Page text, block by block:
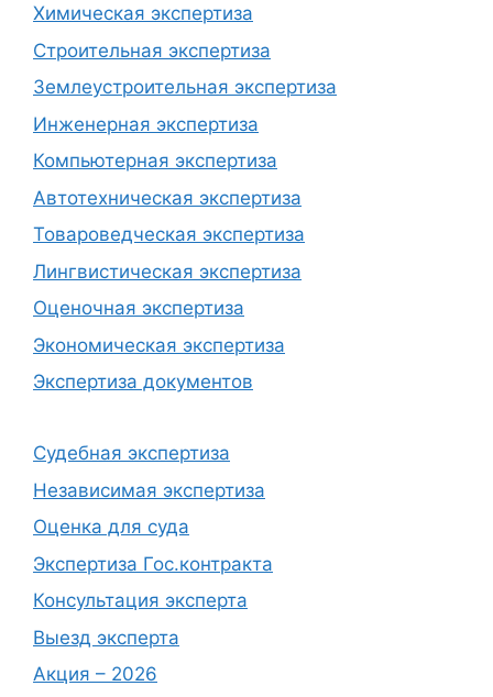
Химическая экспертиза
Строительная экспертиза
Землеустроительная экспертиза
Инженерная экспертиза
Компьютерная экспертиза
Автотехническая экспертиза
Товароведческая экспертиза
Лингвистическая экспертиза
Оценочная экспертиза
Экономическая экспертиза
Экспертиза документов
Судебная экспертиза
Независимая экспертиза
Оценка для суда
Экспертиза Гос.контракта
Консультация эксперта
Выезд эксперта
Акция – 2026